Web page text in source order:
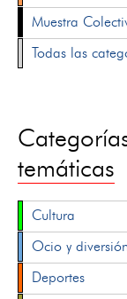
Muestra
Todas las
temáticas
Cultura
Ocio y
Deportes